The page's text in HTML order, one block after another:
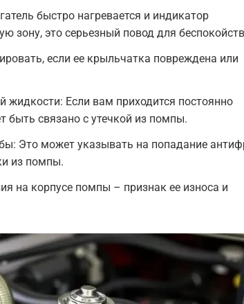
быстро нагревается и индикатор
зону, это серьезный повод для
если ее крыльчатка повреждена или
Если вам приходится постоянно
быть связано с утечкой из помпы.
Это может указывать на попадание
из помпы.
на корпусе помпы – признак ее износа и